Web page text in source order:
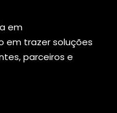
em
em trazer soluções
parceiros e